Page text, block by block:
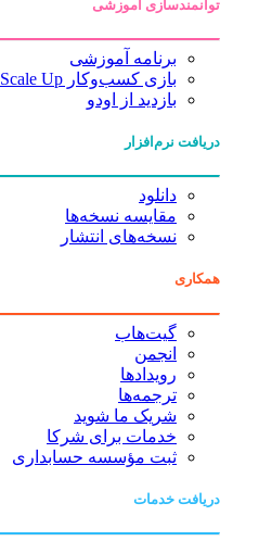
توانمندسازی آموزشی
برنامه آموزشی
بازی کسب‌وکار Scale Up!
بازدید از اودو
دریافت نرم‌افزار
دانلود
مقایسه نسخه‌ها
نسخه‌های انتشار
همکاری
گیت‌هاب
انجمن
رویدادها
ترجمه‌ها
شریک ما شوید
خدمات برای شرکا
ثبت مؤسسه حسابداری
دریافت خدمات